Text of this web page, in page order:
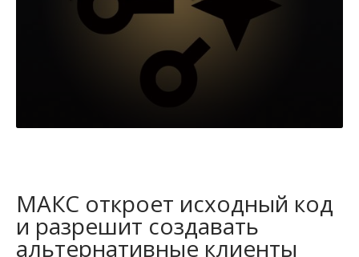
МАКС откроет исходный код
и разрешит создавать
альтернативные клиенты